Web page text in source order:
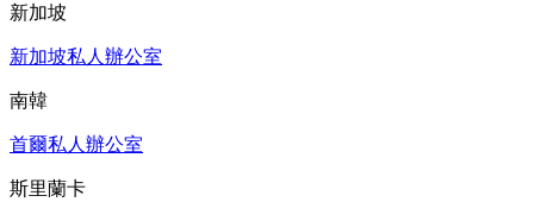
新加坡
新加坡私人辦公室
南韓
首爾私人辦公室
斯里蘭卡